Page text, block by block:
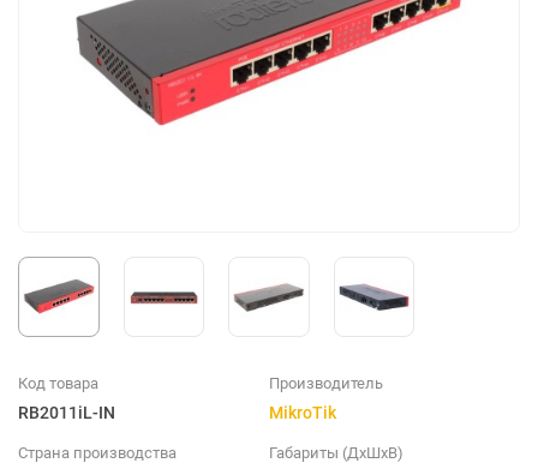
Код товара
RB2011iL-IN
Производитель
MikroTik
Страна производства Габариты (ДхШхВ)